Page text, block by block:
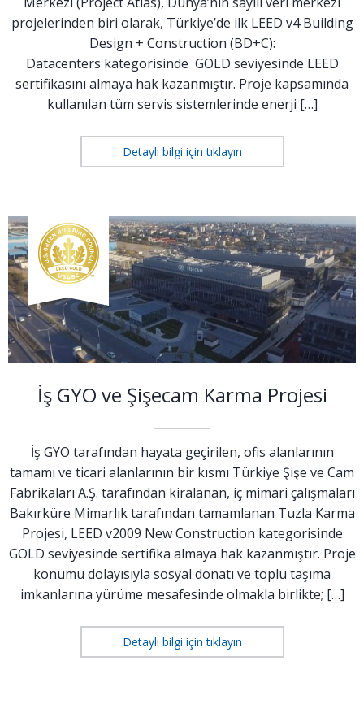
projelerinden biri olarak, Türkiye’de ilk LEED v4 Building
Design + Construction (BD+C):
Datacenters kategorisinde GOLD seviyesinde LEED
sertifikasını almaya hak kazanmıştır. Proje kapsamında
kullanılan tüm servis sistemlerinde enerji […]
Detaylı bilgi için tıklayın
İş GYO ve Şişecam Karma Projesi
İş GYO tarafından hayata geçirilen, ofis alanlarının
tamamı ve ticari alanlarının bir kısmı Türkiye Şişe ve Cam
Fabrikaları A.Ş. tarafından kiralanan, iç mimari çalışmaları
Bakırküre Mimarlık tarafından tamamlanan Tuzla Karma
Projesi, LEED v2009 New Construction kategorisinde
GOLD seviyesinde sertifika almaya hak kazanmıştır. Proje
konumu dolayısıyla sosyal donatı ve toplu taşıma
imkanlarına yürüme mesafesinde olmakla birlikte; […]
Detaylı bilgi için tıklayın